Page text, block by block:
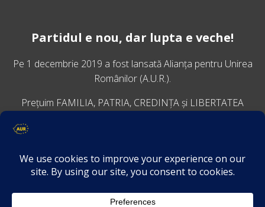
Partidul e nou, dar lupta e veche!
Pe 1 decembrie 2019 a fost lansatăAlianța pentru Unirea
Românilor (A.U.R.).
Prețuim FAMILIA, PATRIA, CREDINȚA și LIBERTATEA
VINO ALĂTURI DE NOI
Descarcă aplicația Platforma AUR